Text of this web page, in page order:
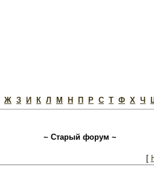
Ж З И К Л М Н П Р С Т Ф Х Ч
~ Старый форум ~
[